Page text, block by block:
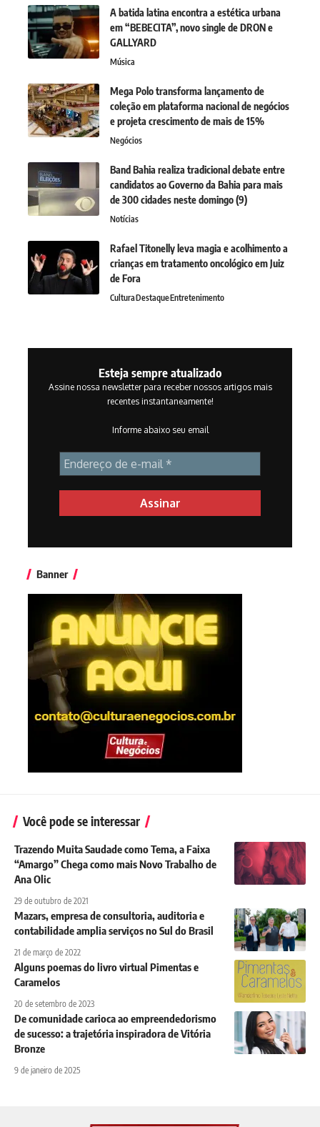
A batida latina encontra a estética urbana
em “BEBECITA”, novo single de DRON e
GALLYARD
Música
Mega Polo transforma lançamento de
coleção em plataforma nacional de negócios
e projeta crescimento de mais de 15%
Negócios
Band Bahia realiza tradicional debate entre
candidatos ao Governo da Bahia para mais
de 300 cidades neste domingo (9)
Notícias
Rafael Titonelly leva magia e acolhimento a
crianças em tratamento oncológico em Juiz
de Fora
CulturaDestaqueEntretenimento
Esteja sempre atualizado
Assine nossa newsletter para receber nossos artigos mais
recentes instantaneamente!
Informe abaixo seu email
Banner
Você pode se interessar
Trazendo Muita Saudade como Tema, a Faixa
“Amargo” Chega como mais Novo Trabalho de
Ana Olic
29 de outubro de 2021
Mazars, empresa de consultoria, auditoria e
contabilidade amplia serviços no Sul do Brasil
21 de março de 2022
Alguns poemas do livro virtual Pimentas e
Caramelos
20 de setembro de 2023
De comunidade carioca ao empreendedorismo
de sucesso: a trajetória inspiradora de Vitória
Bronze
9 de janeiro de 2025